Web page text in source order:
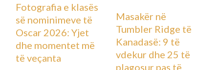
Fotografia e klasës
së nominimeve të
Oscar 2026: Yjet
dhe momentet më
të veçanta
Masakër në
Tumbler Ridge të
Kanadasë: 9 të
vdekur dhe 25 të
plagosur pas të